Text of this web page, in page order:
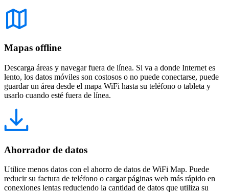
Mapas offline
Descarga áreas y navegar fuera de línea. Si va a donde Internet es
lento, los datos móviles son costosos o no puede conectarse, puede
guardar un área desde el mapa WiFi hasta su teléfono o tableta y
usarlo cuando esté fuera de línea.
Ahorrador de datos
Utilice menos datos con el ahorro de datos de WiFi Map. Puede
reducir su factura de teléfono o cargar páginas web más rápido en
conexiones lentas reduciendo la cantidad de datos que utiliza su